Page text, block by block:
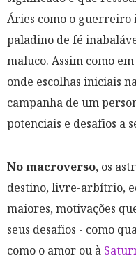
Áries como o guerreiro
paladino de fé
maluco. Assim como
onde escolhas iniciais
campanha de um
potenciais e desafios a
No macroverso, os
destino, livre-arbítrio,
maiores, motivações
seus desafios - como
como o amor ou à